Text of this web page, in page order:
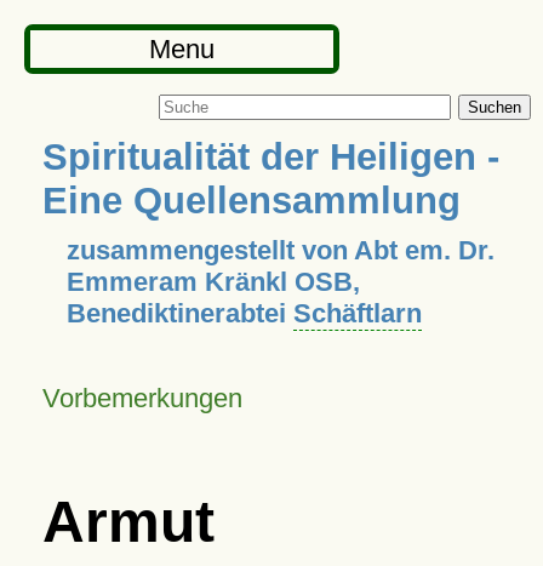
Menu
Suchen
Spiritualität der Heiligen -
Eine Quellensammlung
zusammengestellt von Abt em. Dr.
Emmeram Kränkl OSB,
Benediktinerabtei Schäftlarn
Vorbemerkungen
Armut